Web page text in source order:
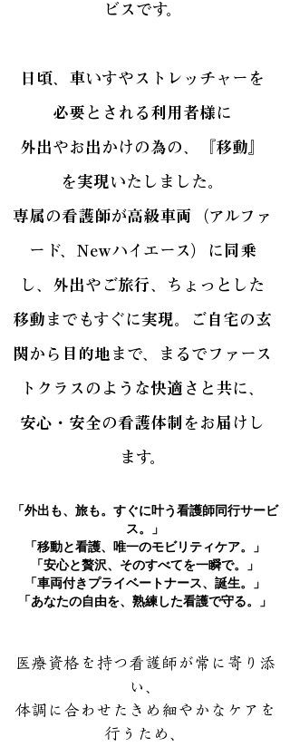
ビスです。
日頃、車いすやストレッチャーを
必要とされる利用者様に
外出やお出かけの為の、『移動』
を実現いたしました。
専属の看護師が高級車両（アルファ
ード、Newハイエース）に同乗
し、外出やご旅行、ちょっとした
移動までもすぐに実現。ご自宅の玄
関から目的地まで、まるでファース
トクラスのような快適さと共に、
安心・安全の看護体制をお届けし
ます。
「外出も、旅も。すぐに叶う看護師同行サービ
ス。」
「移動と看護、唯一のモビリティケア。」
「安心と贅沢、そのすべてを一瞬で。」
「車両付きプライベートナース、誕生。」
「あなたの自由を、熟練した看護で守る。」
医療資格を持つ看護師が常に寄り添
い、
体調に合わせたきめ細やかなケアを
行うため、